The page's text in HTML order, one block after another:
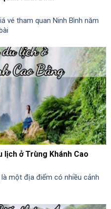
vé tham quan Ninh Bình năm
ở Trùng Khánh Cao
một địa điểm có nhiều cảnh